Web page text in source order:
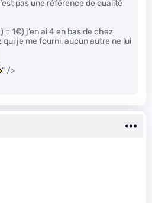
pas une référence de qualité
= 1€) j’en ai 4 en bas de chez
qui je me fourni, aucun autre ne lui
" />